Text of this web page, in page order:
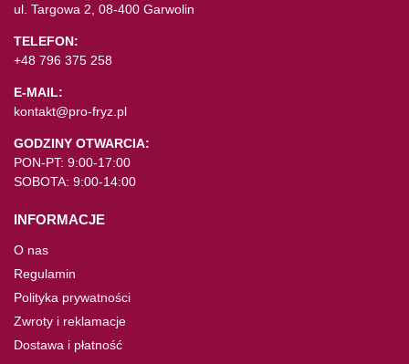
ul. Targowa 2, 08-400 Garwolin
TELEFON:
+48 796 375 258
E-MAIL:
kontakt@pro-fryz.pl
GODZINY OTWARCIA:
PON-PT: 9:00-17:00
SOBOTA: 9:00-14:00
INFORMACJE
O nas
Regulamin
Polityka prywatności
Zwroty i reklamacje
Dostawa i płatność